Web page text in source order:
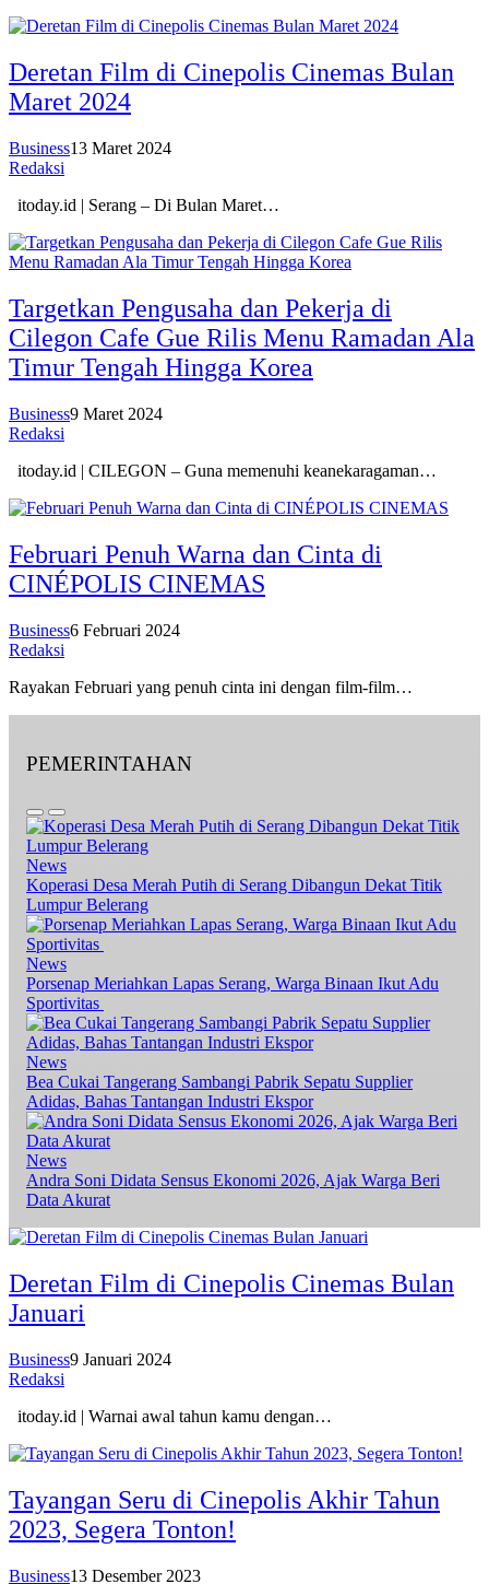
Deretan Film di Cinepolis Cinemas Bulan
Maret 2024
Business13 Maret 2024
Redaksi
itoday.id | Serang – Di Bulan Maret…
Targetkan Pengusaha dan Pekerja di
Cilegon Cafe Gue Rilis Menu Ramadan Ala
Timur Tengah Hingga Korea
Business9 Maret 2024
Redaksi
itoday.id | CILEGON – Guna memenuhi keanekaragaman…
Februari Penuh Warna dan Cinta di
CINÉPOLIS CINEMAS
Business6 Februari 2024
Redaksi
Rayakan Februari yang penuh cinta ini dengan film-film…
PEMERINTAHAN
News
Koperasi Desa Merah Putih di Serang Dibangun Dekat Titik
Lumpur Belerang
News
Porsenap Meriahkan Lapas Serang, Warga Binaan Ikut Adu
Sportivitas
News
Bea Cukai Tangerang Sambangi Pabrik Sepatu Supplier
Adidas, Bahas Tantangan Industri Ekspor
News
Andra Soni Didata Sensus Ekonomi 2026, Ajak Warga Beri
Data Akurat
Deretan Film di Cinepolis Cinemas Bulan
Januari
Business9 Januari 2024
Redaksi
itoday.id | Warnai awal tahun kamu dengan…
Tayangan Seru di Cinepolis Akhir Tahun
2023, Segera Tonton!
Business13 Desember 2023